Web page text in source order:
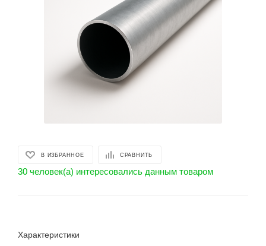
В ИЗБРАННОЕ СРАВНИТЬ
30 человек(а) интересовались данным товаром
Характеристики